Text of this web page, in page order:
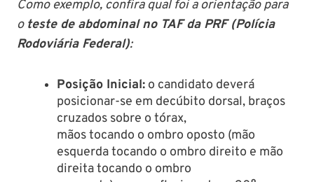
Como exemplo, confira qual foi a orientação para
o teste de abdominal no TAF da PRF (Polícia
Rodoviária Federal):
Posição Inicial: o candidato deverá
posicionar-se em decúbito dorsal, braços
cruzados sobre o tórax,
mãos tocando o ombro oposto (mão
esquerda tocando o ombro direito e mão
direita tocando o ombro